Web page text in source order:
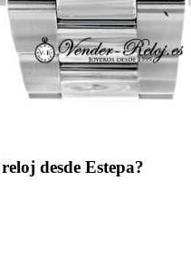
desde Estepa?